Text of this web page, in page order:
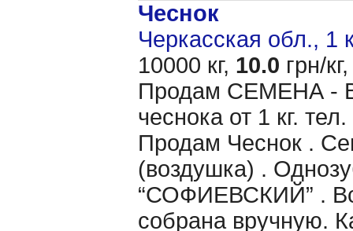
Чеснок
Черкасская обл., 1
10000 кг, 10.0 грн/кг,
Продам CЕМЕНА -
чеснока от 1 кг.
Продам Чеснок .
(воздушка) .
“СОФИЕВСКИЙ” .
собрана вручную.